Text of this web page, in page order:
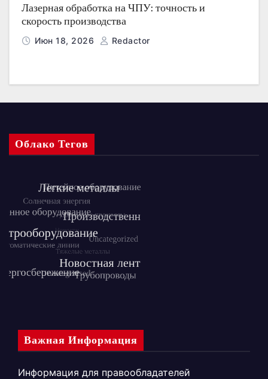
Лазерная обработка на ЧПУ: точность и
скорость производства
Июн 18, 2026 Redactor
Облако Тегов
Важная Информация
Информация для правообладателей